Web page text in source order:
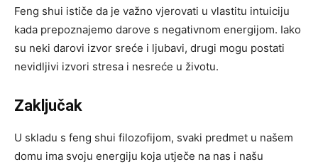
Feng shui ističe da je važno vjerovati u vlastitu intuiciju
kada prepoznajemo darove s negativnom energijom. Iako
su neki darovi izvor sreće i ljubavi, drugi mogu postati
nevidljivi izvori stresa i nesreće u životu.
Zaključak
U skladu s feng shui filozofijom, svaki predmet u našem
domu ima svoju energiju koja utječe na nas i našu